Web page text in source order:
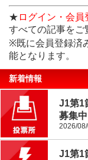
★ ログイン・会員
すべての記事をご
※既に会員登録済
能となります。
新着情報
J1第1
募集中
2026/
J1第1